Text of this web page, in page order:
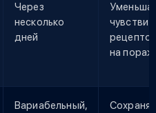
Через
несколько
дней
на
Вариабельный,